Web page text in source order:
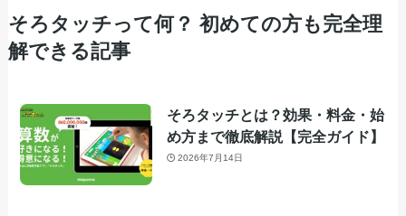
そろタッチって何？ 初めての方も完全理
解できる記事
そろタッチとは？効果・料金・始
め方まで徹底解説【完全ガイド】
2026年7月14日